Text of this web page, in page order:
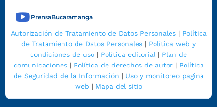
PrensaBucaramanga
Autorización de Tratamiento de Datos Personales| Política
de Tratamiento de Datos Personales | Política web y
condiciones de uso | Política editorial | Plan de
comunicaciones| Política de derechos de autor| Política
de Seguridad de la Información | Uso y monitoreo pagina
web | Mapa del sitio